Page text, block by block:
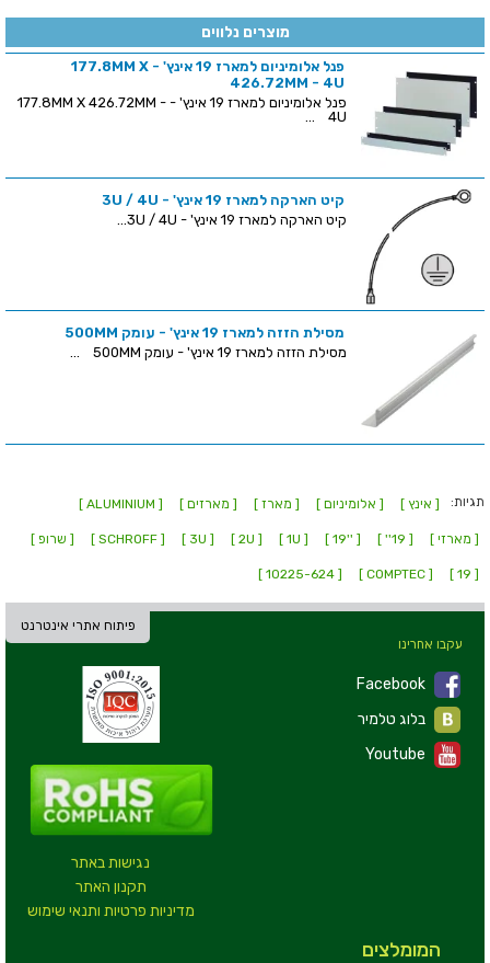
מוצרים נלווים
פנל אלומיניום למארז 19 אינץ' - 177.8MM X
426.72MM - 4U
פנל אלומיניום למארז 19 אינץ' - 177.8MM X 426.72MM -
4U ...
קיט הארקה למארז 19 אינץ' - 3U / 4U
קיט הארקה למארז 19 אינץ' - 3U / 4U...
מסילת הזזה למארז 19 אינץ' - עומק 500MM
מסילת הזזה למארז 19 אינץ' - עומק 500MM ...
תגיות: [ אינץ ] [ אלומיניום ] [ מארז ] [ מארזים ] [ ALUMINIUM ]
[ מארזי ] [ 19'' ]
[ ''19 ]
[ 1U ]
[ 2U ]
[ 3U ]
[ SCHROFF ] [ שרופ ]
[ 19 ]
[ COMPTEC ]
[ 10225-624 ]
פיתוח אתרי אינטרנט
נגישות באתר
תקנון האתר
מדיניות פרטיות ותנאי שימוש
עקבו אחרינו
Facebook
Youtube
המומלצים